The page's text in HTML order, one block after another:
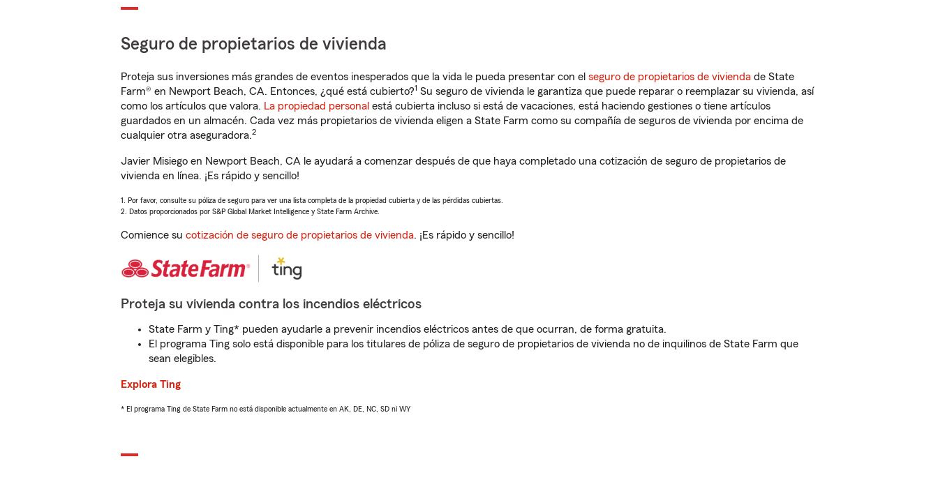
Seguro de propietarios de vivienda
Proteja sus inversiones más grandes de eventos inesperados que la vida le pueda presentar con el seguro de propietarios de vivienda de State
Farm® en Newport Beach, CA. Entonces, ¿qué está cubierto?1 Su seguro de vivienda le garantiza que puede reparar o reemplazar su vivienda, así
como los artículos que valora. La propiedad personal está cubierta incluso si está de vacaciones, está haciendo gestiones o tiene artículos
guardados en un almacén. Cada vez más propietarios de vivienda eligen a State Farm como su compañía de seguros de vivienda por encima de
cualquier otra aseguradora.2
Javier Misiego en Newport Beach, CA le ayudará a comenzar después de que haya completado una cotización de seguro de propietarios de
vivienda en línea. ¡Es rápido y sencillo!
1. Por favor, consulte su póliza de seguro para ver una lista completa de la propiedad cubierta y de las pérdidas cubiertas.
2. Datos proporcionados por S&P Global Market Intelligence y State Farm Archive.
Comience su cotización de seguro de propietarios de vivienda. ¡Es rápido y sencillo!
Proteja su vivienda contra los incendios eléctricos
State Farm y Ting* pueden ayudarle a prevenir incendios eléctricos antes de que ocurran, de forma gratuita.
El programa Ting solo está disponible para los titulares de póliza de seguro de propietarios de vivienda no de inquilinos de State Farm que
sean elegibles.
Explora Ting
* El programa Ting de State Farm no está disponible actualmente en AK, DE, NC, SD ni WY